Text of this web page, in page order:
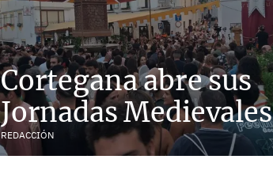
Cortegana abre sus
Jornadas Medievales
REDACCIÓN